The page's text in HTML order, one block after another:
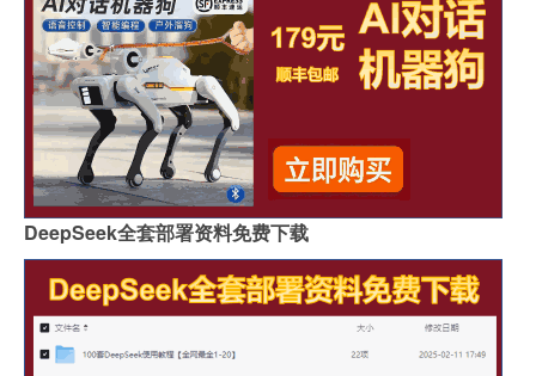
DeepSeek全套部署资料免费下载